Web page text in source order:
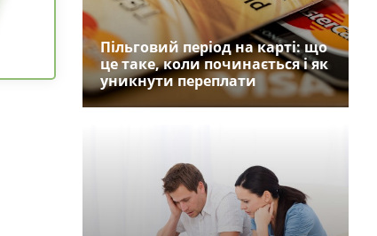
Пільговий період на карті: що
це таке, коли починається і як
уникнути переплати